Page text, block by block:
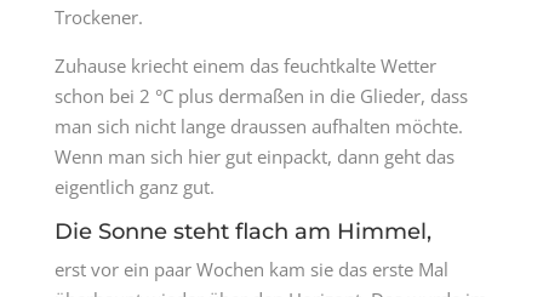
Trockener.
Zuhause kriecht einem das feuchtkalte Wetter
schon bei 2 °C plus dermaßen in die Glieder, dass
man sich nicht lange draussen aufhalten möchte.
Wenn man sich hier gut einpackt, dann geht das
eigentlich ganz gut.
Die Sonne steht flach am Himmel,
erst vor ein paar Wochen kam sie das erste Mal